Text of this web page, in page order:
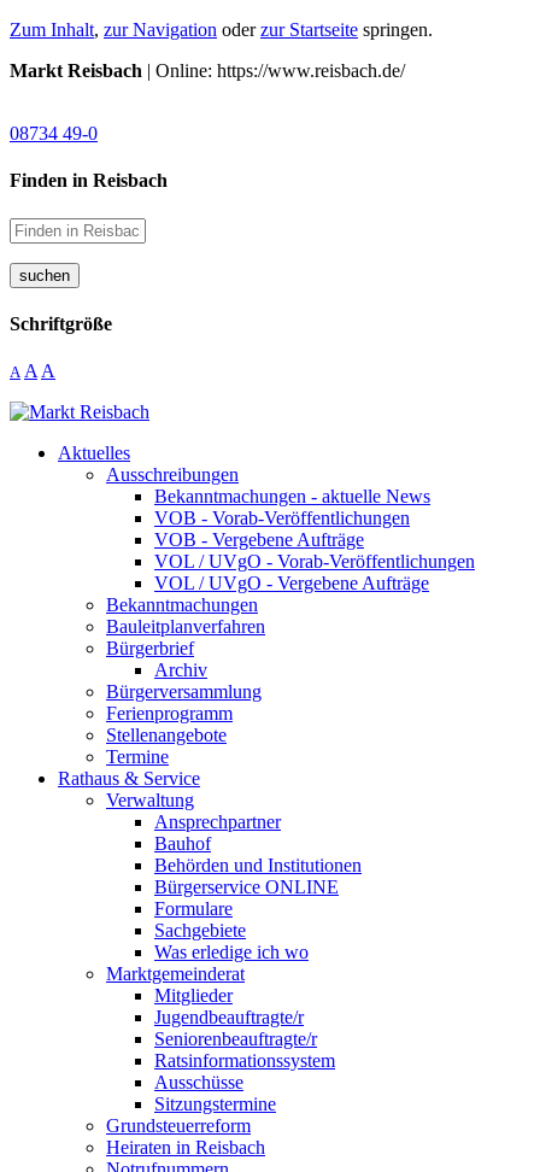
Zum Inhalt, zur Navigation oderzur Startseite springen.
Markt Reisbach | Online: https://www.reisbach.de/
08734 49-0
Finden in Reisbach
suchen
Schriftgröße
A A A
Aktuelles
Ausschreibungen
Bekanntmachungen - aktuelle News
VOB - Vorab-Veröffentlichungen
VOB - Vergebene Aufträge
VOL / UVgO - Vorab-Veröffentlichungen
VOL / UVgO - Vergebene Aufträge
Bekanntmachungen
Bauleitplanverfahren
Bürgerbrief
Archiv
Bürgerversammlung
Ferienprogramm
Stellenangebote
Termine
Rathaus & Service
Verwaltung
Ansprechpartner
Bauhof
Behörden und Institutionen
Bürgerservice ONLINE
Formulare
Sachgebiete
Was erledige ich wo
Marktgemeinderat
Mitglieder
Jugendbeauftragte/r
Seniorenbeauftragte/r
Ratsinformationssystem
Ausschüsse
Sitzungstermine
Grundsteuerreform
Heiraten in Reisbach